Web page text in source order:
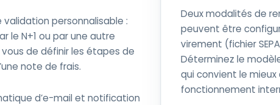
validation personnalisable :
le N+1 ou par une autre
de définir les étapes de
note de frais.
d’e-mail et notification
Deux modalités de
peuvent être
virement (fichier
Déterminez le
qui convient le
fonctionnement